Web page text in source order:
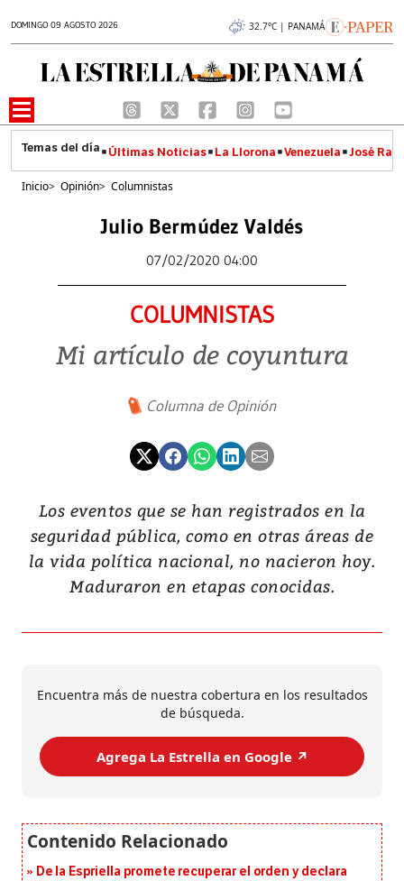
DOMINGO 09 AGOSTO 2026 32.7°C | PANAMÁ
Últimas Noticias La Llorona Venezuela José
Inicio> Opinión> Columnistas
Julio Bermúdez Valdés
07/02/2020 04:00
COLUMNISTAS
Mi artículo de coyuntura
Columna de Opinión
Los eventos que se han registrados en la
seguridad pública, como en otras áreas de
la vida política nacional, no nacieron hoy.
Maduraron en etapas conocidas.
Encuentra más de nuestra cobertura en los resultados
de búsqueda.
Agrega La Estrella en Google ↗️
De la Espriella promete recuperar el orden y declara